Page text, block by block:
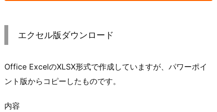
エクセル版ダウンロード
Office ExcelのXLSX形式で作成していますが、パワーポイ
ント版からコピーしたものです。
内容